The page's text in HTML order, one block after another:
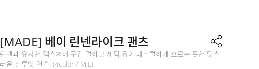
[MADE] 베이 린넨라이크 팬츠
린넨과 유사한 텍스처에 구김 덜하고 세탁 용이 내추럴하게 흐르는 듯한 멋스
러운 실루엣 연출! (4color / M,L)